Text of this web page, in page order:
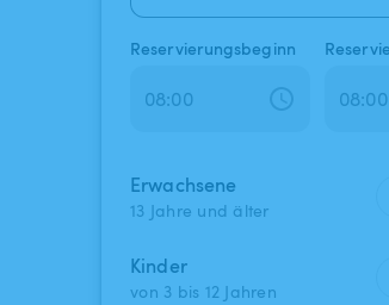
Reservierungsbeginn
Erwachsene
13 Jahre und älter
Kinder
von 3 bis 12 Jahren